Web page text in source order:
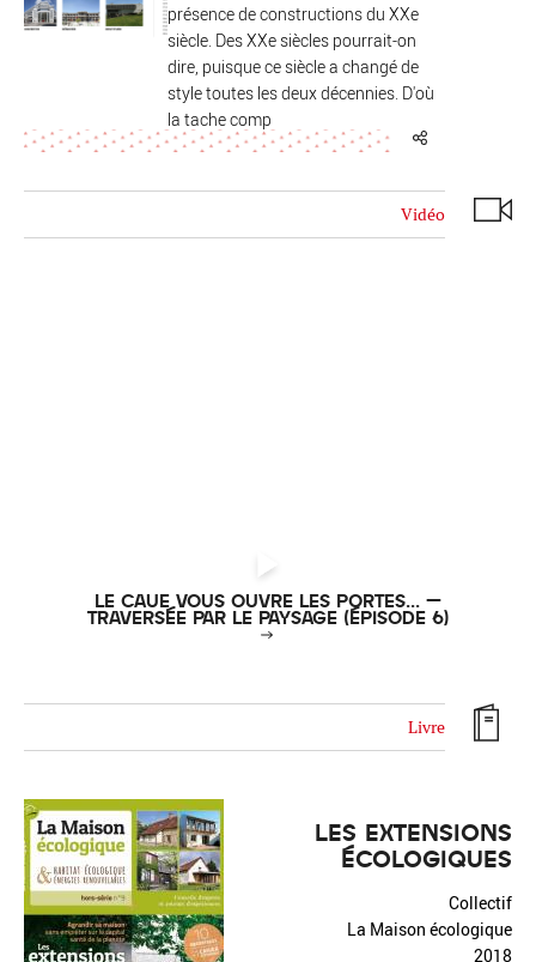
présence de constructions du XXe
siècle. Des XXe siècles pourrait-on
dire, puisque ce siècle a changé de
style toutes les deux décennies. D'où
la tache comp
Vidéo
LE CAUE VOUS OUVRE LES PORTES... –
TRAVERSÉE PAR LE PAYSAGE (ÉPISODE 6)
Livre
LES EXTENSIONS
ÉCOLOGIQUES
Collectif
La Maison écologique
2018